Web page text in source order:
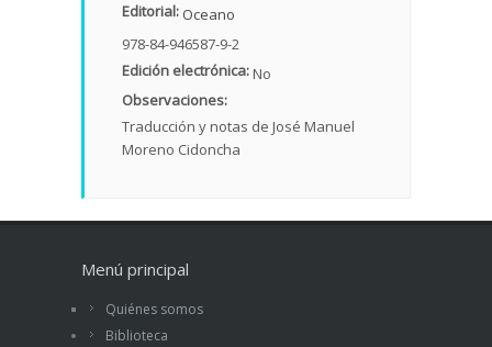
Editorial: Oceano
978-84-946587-9-2
Edición electrónica:No
Observaciones:
Traducción y notas de José Manuel
Moreno Cidoncha
Menú principal
Quiénes somos
Biblioteca